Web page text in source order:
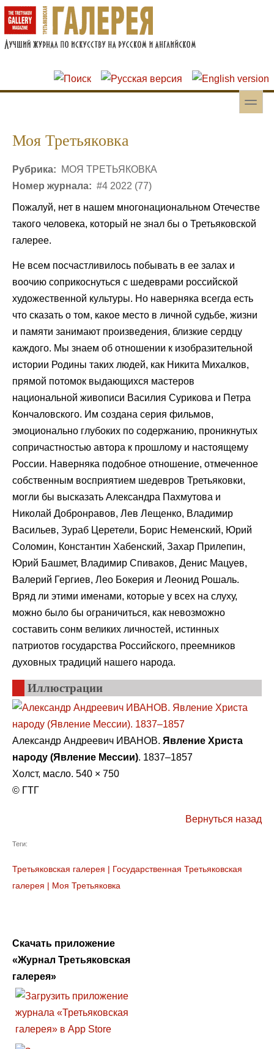
Перейти к основному содержанию
Skip to search
toggle
Моя Третьяковка
Рубрика:
МОЯ ТРЕТЬЯКОВКА
Номер журнала: #4 2022 (77)
Пожалуй, нет в нашем многонациональном Отечестве
такого человека, который не знал бы о Третьяковской
галерее.
Не всем посчастливилось побывать в ее залах и
воочию соприкоснуться с шедеврами российской
художественной культуры. Но наверняка всегда есть
что сказать о том, какое место в личной судьбе, жизни
и памяти занимают произведения, близкие сердцу
каждого. Мы знаем об отношении к изобразительной
истории Родины таких людей, как Никита Михалков,
прямой потомок выдающихся мастеров
национальной живописи Василия Сурикова и Петра
Кончаловского. Им создана серия фильмов,
эмоционально глубоких по содержанию, проникнутых
сопричастностью автора к прошлому и настоящему
России. Наверняка подобное отношение, отмеченное
собственным восприятием шедевров Третьяковки,
могли бы высказать Александра Пахмутова и
Николай Добронравов, Лев Лещенко, Владимир
Васильев, Зураб Церетели, Борис Неменский, Юрий
Соломин, Константин Хабенский, Захар Прилепин,
Юрий Башмет, Владимир Спиваков, Денис Мацуев,
Валерий Гергиев, Лео Бокерия и Леонид Рошаль.
Вряд ли этими именами, которые у всех на слуху,
можно было бы ограничиться, как невозможно
составить сонм великих личностей, истинных
патриотов государства Российского, преемников
духовных традиций нашего народа.
Иллюстрации
Александр Андреевич ИВАНОВ. Явление Христа
народу (Явление Мессии). 1837–1857
Холст, масло. 540 × 750
© ГТГ
Вернуться назад
Теги:
Третьяковская галерея | Государственная Третьяковская
галерея | Моя Третьяковка
Скачать приложение
«Журнал Третьяковская
галерея»